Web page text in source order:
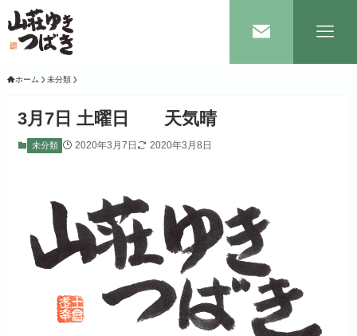
ホーム 未分類
3月7日 土曜日 天気晴
未分類 2020年3月7日 2020年3月8日